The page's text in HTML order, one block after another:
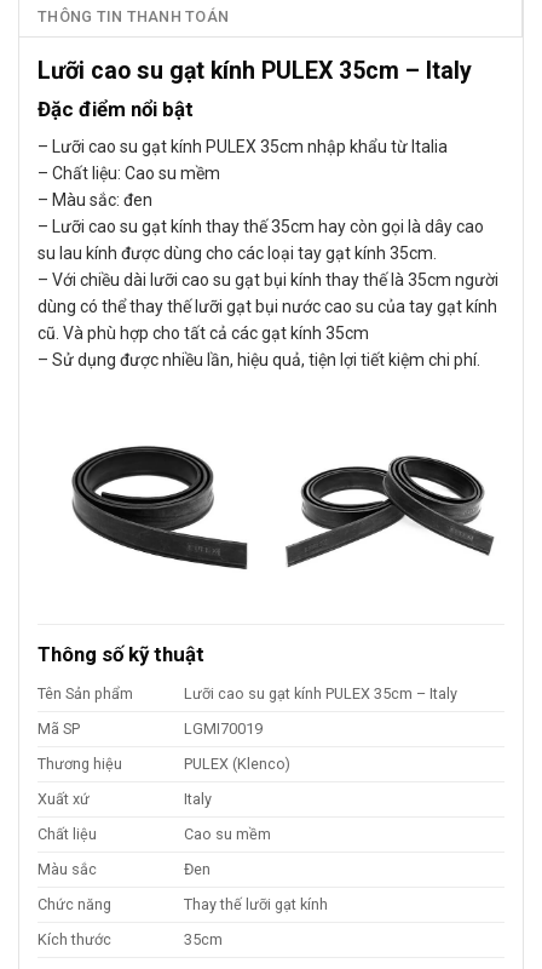
THÔNG TIN THANH TOÁN
Lưỡi cao su gạt kính PULEX 35cm – Italy
Đặc điểm nổi bật
– Lưỡi cao su gạt kính PULEX 35cm nhập khẩu từ Italia
– Chất liệu: Cao su mềm
– Màu sắc: đen
– Lưỡi cao su gạt kính thay thế 35cm hay còn gọi là dây cao
su lau kính được dùng cho các loại tay gạt kính 35cm.
– Với chiều dài lưỡi cao su gạt bụi kính thay thế là 35cm người
dùng có thể thay thế lưỡi gạt bụi nước cao su của tay gạt kính
cũ. Và phù hợp cho tất cả các gạt kính 35cm
– Sử dụng được nhiều lần, hiệu quả, tiện lợi tiết kiệm chi phí.
Thông số kỹ thuật
Tên Sản phẩm
Lưỡi cao su gạt kính PULEX 35cm – Italy
Mã SP
LGMI70019
Thương hiệu
PULEX (Klenco)
Xuất xứ
Italy
Chất liệu
Cao su mềm
Màu sắc
Đen
Chức năng
Thay thế lưỡi gạt kính
Kích thước
35cm